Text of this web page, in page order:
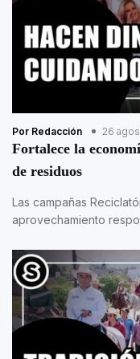
Por Redacción 26
Fortalece la
de residuos
Las campañas
aprovechamiento